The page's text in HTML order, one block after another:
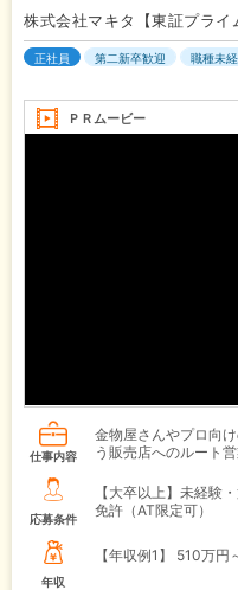
株式会社マキタ【東証プライ
正社員 第二新卒歓迎 職種未
ＰＲムービー
仕事内容
金物屋さんやプロ向
う販売店へのルート
応募条件
【大卒以上】未経験
免許（AT限定可）
年収
【年収例1】 510万円